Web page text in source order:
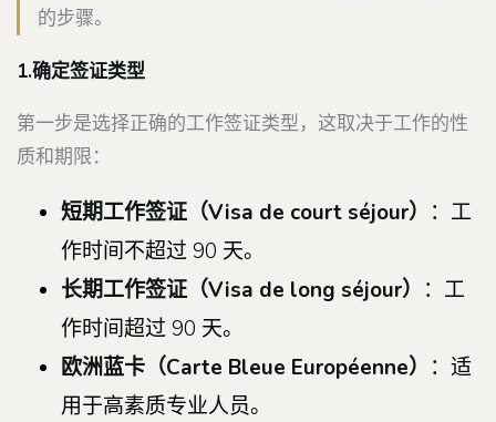
的步骤。
1.确定签证类型
第一步是选择正确的工作签证类型，这取决于工作的性
质和期限：
短期工作签证（Visa de court séjour） ：工
作时间不超过 90 天。
长期工作签证（Visa de long séjour） ：工
作时间超过 90 天。
欧洲蓝卡（Carte Bleue Européenne） ：适
用于高素质专业人员。